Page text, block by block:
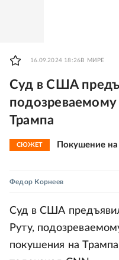
16.09.2024 18:26 В МИРЕ
Суд в США
Трампа
СЮЖЕТ Покушение
Федор Корнеев
Суд в США
Руту,
покушения на